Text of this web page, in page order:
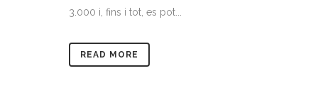
3.000 i, fins i tot, es pot...
READ MORE